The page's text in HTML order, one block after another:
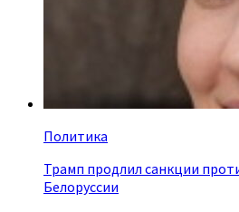
Политика
Трамп продлил санкции
Белоруссии